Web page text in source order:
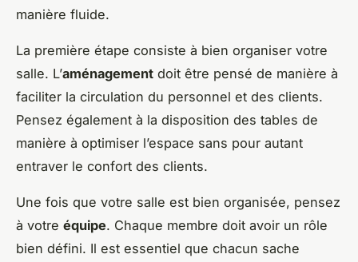
manière fluide.
La première étape consiste à bien organiser votre
salle. L’aménagement doit être pensé de manière à
faciliter la circulation du personnel et des clients.
Pensez également à la disposition des tables de
manière à optimiser l’espace sans pour autant
entraver le confort des clients.
Une fois que votre salle est bien organisée, pensez
à votre équipe. Chaque membre doit avoir un rôle
bien défini. Il est essentiel que chacun sache